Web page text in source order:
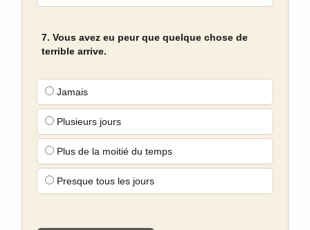
7. Vous avez eu peur que quelque chose de
terrible arrive.
Jamais
Plusieurs jours
Plus de la moitié du temps
Presque tous les jours